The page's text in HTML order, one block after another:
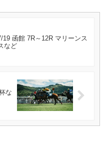
19 函館 7R～12R マリーンス
など
な